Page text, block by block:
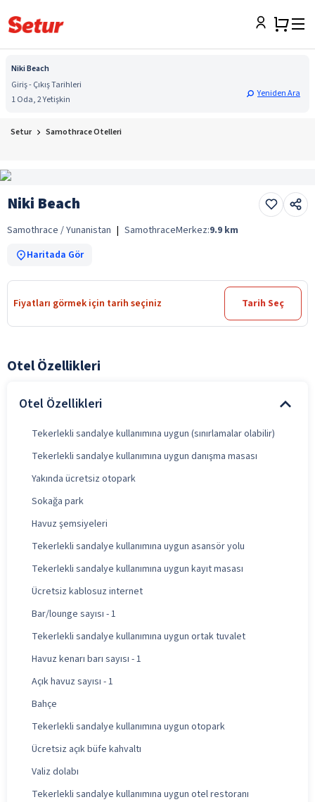
Niki Beach
Giriş - Çıkış Tarihleri
1 Oda, 2 Yetişkin
Yeniden Ara
Setur Samothrace Otelleri
Niki Beach
Samothrace / Yunanistan | SamothraceMerkez:9.9 km
Haritada Gör
Fiyatları görmek için tarih seçiniz Tarih Seç
Otel Özellikleri
Otel Özellikleri
Tekerlekli sandalye kullanımına uygun (sınırlamalar olabilir)
Tekerlekli sandalye kullanımına uygun danışma masası
Yakında ücretsiz otopark
Sokağa park
Havuz şemsiyeleri
Tekerlekli sandalye kullanımına uygun asansör yolu
Tekerlekli sandalye kullanımına uygun kayıt masası
Ücretsiz kablosuz internet
Bar/lounge sayısı - 1
Tekerlekli sandalye kullanımına uygun ortak tuvalet
Havuz kenarı barı sayısı - 1
Açık havuz sayısı - 1
Bahçe
Tekerlekli sandalye kullanımına uygun otopark
Ücretsiz açık büfe kahvaltı
Valiz dolabı
Tekerlekli sandalye kullanımına uygun otel restoranı